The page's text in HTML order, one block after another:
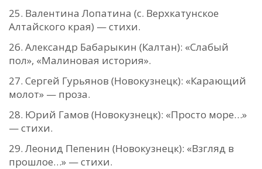
Валентина Лопатина (с. Верхкатунское
Алтайского края) — стихи.
Александр Бабарыкин (Калтан): «Слабый
пол», «Малиновая история».
Сергей Гурьянов (Новокузнецк): «Карающий
молот» — проза.
Юрий Гамов (Новокузнецк): «Просто море…»
— стихи.
Леонид Пепенин (Новокузнецк): «Взгляд в
прошлое…» — стихи.